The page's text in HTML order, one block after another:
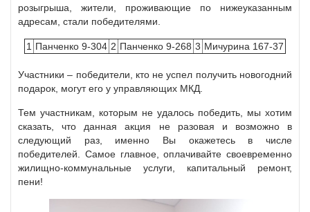
розыгрыша, жители, проживающие по нижеуказанным
адресам, стали победителями.
1 Панченко 9-304 2 Панченко 9-268 3 Мичурина 167-37
Участники – победители, кто не успел получить новогодний
подарок, могут его у управляющих МКД.
Тем участникам, которым не удалось победить, мы хотим
сказать, что данная акция не разовая и возможно в
следующий раз, именно Вы окажетесь в числе
победителей. Самое главное, оплачивайте своевременно
жилищно-коммунальные услуги, капитальный ремонт,
пени!